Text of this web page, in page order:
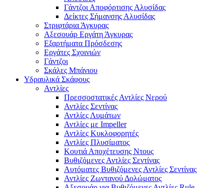
Γάντζοι Αποφόρτισης Αλυσίδας
Δείκτες Σήμανσης Αλυσίδας
Στριφτάρια Άγκυρας
Αξεσουάρ Εργάτη Άγκυρας
Εξαρτήματα Πρόσδεσης
Εργάτες Σχοινιών
Γάντζοι
Σκάλες Μπάνιου
Υδραυλικά Σκάφους
Αντλίες
Πρεσσοστατικές Αντλίες Νερού
Αντλίες Σεντίνας
Αντλίες Λυμάτων
Αντλίες με Impeller
Αντλίες Κυκλοφορητές
Αντλίες Πλυσίματος
Κουτιά Αποχέτευσης Ντους
Βυθιζόμενες Αντλίες Σεντίνας
Αυτόματες Βυθιζόμενες Αντλίες Σεντίνας
Αντλίες Ζωντανού Δολώματος